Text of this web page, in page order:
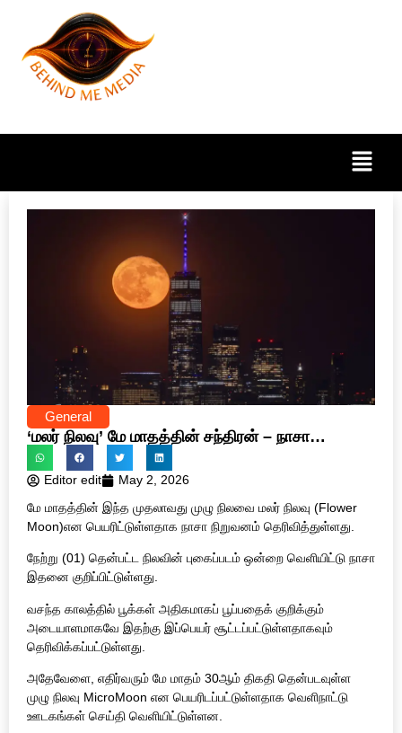
General
‘மலர் நிலவு’ மே மாதத்தின் சந்திரன் – நாசா
நிறுவனம்
Editor edit
May 2, 2026
மே மாதத்தின் இந்த முதலாவது முழு நிலவை மலர் நிலவு (Flower
Moon)என பெயரிட்டுள்ளதாக நாசா நிறுவனம் தெரிவித்துள்ளது.
நேற்று (01) தென்பட்ட நிலவின் புகைப்படம் ஒன்றை வெளியிட்டு நாசா
இதனை குறிப்பிட்டுள்ளது.
வசந்த காலத்தில் பூக்கள் அதிகமாகப் பூப்பதைக் குறிக்கும்
அடையாளமாகவே இதற்கு இப்பெயர் சூட்டப்பட்டுள்ளதாகவும்
தெரிவிக்கப்பட்டுள்ளது.
அதேவேளை, எதிர்வரும் மே மாதம் 30ஆம் திகதி தென்படவுள்ள
முழு நிலவு MicroMoon என பெயரிடப்பட்டுள்ளதாக வெளிநாட்டு
ஊடகங்கள் செய்தி வெளியிட்டுள்ளன.